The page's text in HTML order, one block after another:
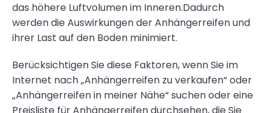
das höhere Luftvolumen im Inneren.Dadurch
werden die Auswirkungen der Anhängerreifen und
ihrer Last auf den Boden minimiert.
Berücksichtigen Sie diese Faktoren, wenn Sie im
Internet nach „Anhängerreifen zu verkaufen“ oder
„Anhängerreifen in meiner Nähe“ suchen oder eine